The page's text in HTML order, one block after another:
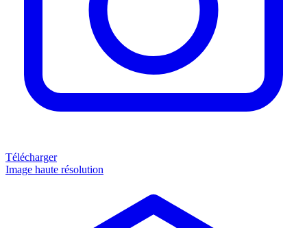
Télécharger
Image haute résolution